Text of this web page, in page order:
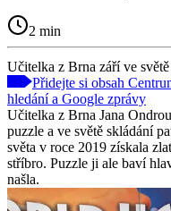
2 min
Učitelka z Brna září ve
Přidejte si obsah
hledání a Google zprávy
Učitelka z Brna Jana
puzzle a ve světě skládání
světa v roce 2019 získala
stříbro. Puzzle ji ale baví
našla.